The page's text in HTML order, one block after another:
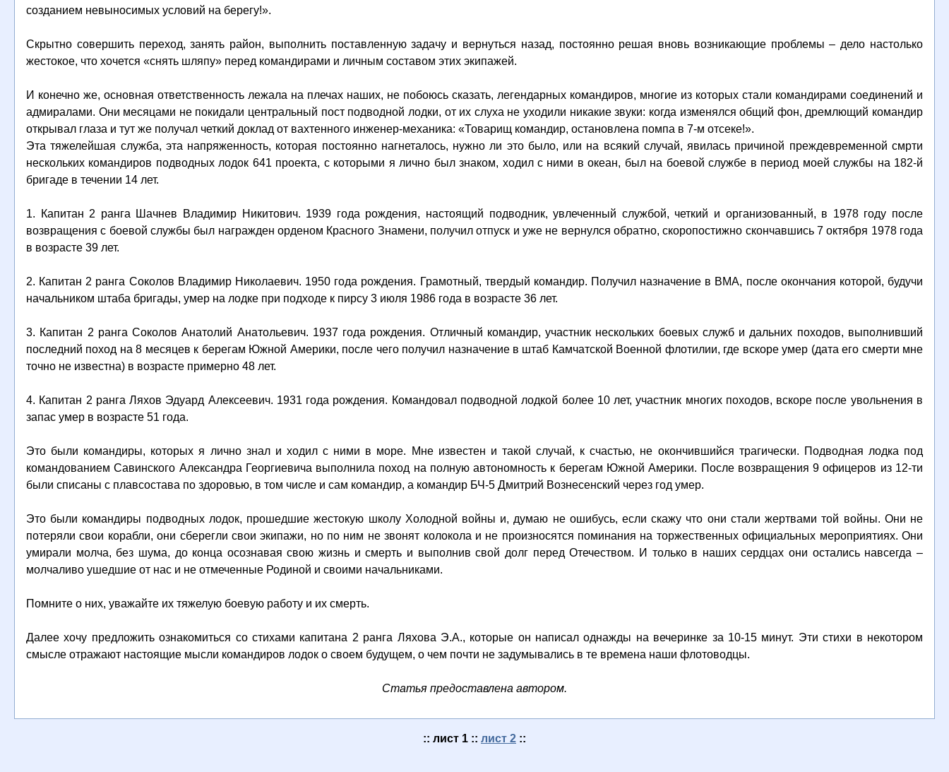
созданием невыносимых условий на берегу!».
Скрытно совершить переход, занять район, выполнить поставленную задачу и вернуться назад, постоянно решая вновь возникающие проблемы – дело настолько
жестокое, что хочется «снять шляпу» перед командирами и личным составом этих экипажей.
И конечно же, основная ответственность лежала на плечах наших, не побоюсь сказать, легендарных командиров, многие из которых стали командирами соединений и
адмиралами. Они месяцами не покидали центральный пост подводной лодки, от их слуха не уходили никакие звуки: когда изменялся общий фон, дремлющий командир
открывал глаза и тут же получал четкий доклад от вахтенного инженер-механика: «Товарищ командир, остановлена помпа в 7-м отсеке!».
Эта тяжелейшая служба, эта напряженность, которая постоянно нагнеталось, нужно ли это было, или на всякий случай, явилась причиной преждевременной смрти
нескольких командиров подводных лодок 641 проекта, с которыми я лично был знаком, ходил с ними в океан, был на боевой службе в период моей службы на 182-й
бригаде в течении 14 лет.
1. Капитан 2 ранга Шачнев Владимир Никитович. 1939 года рождения, настоящий подводник, увлеченный службой, четкий и организованный, в 1978 году после
возвращения с боевой службы был награжден орденом Красного Знамени, получил отпуск и уже не вернулся обратно, скоропостижно скончавшись 7 октября 1978 года
в возрасте 39 лет.
2. Капитан 2 ранга Соколов Владимир Николаевич. 1950 года рождения. Грамотный, твердый командир. Получил назначение в ВМА, после окончания которой, будучи
начальником штаба бригады, умер на лодке при подходе к пирсу 3 июля 1986 года в возрасте 36 лет.
3. Капитан 2 ранга Соколов Анатолий Анатольевич. 1937 года рождения. Отличный командир, участник нескольких боевых служб и дальних походов, выполнивший
последний поход на 8 месяцев к берегам Южной Америки, после чего получил назначение в штаб Камчатской Военной флотилии, где вскоре умер (дата его смерти мне
точно не известна) в возрасте примерно 48 лет.
4. Капитан 2 ранга Ляхов Эдуард Алексеевич. 1931 года рождения. Командовал подводной лодкой более 10 лет, участник многих походов, вскоре после увольнения в
запас умер в возрасте 51 года.
Это были командиры, которых я лично знал и ходил с ними в море. Мне известен и такой случай, к счастью, не окончившийся трагически. Подводная лодка под
командованием Савинского Александра Георгиевича выполнила поход на полную автономность к берегам Южной Америки. После возвращения 9 офицеров из 12-ти
были списаны с плавсостава по здоровью, в том числе и сам командир, а командир БЧ-5 Дмитрий Вознесенский через год умер.
Это были командиры подводных лодок, прошедшие жестокую школу Холодной войны и, думаю не ошибусь, если скажу что они стали жертвами той войны. Они не
потеряли свои корабли, они сберегли свои экипажи, но по ним не звонят колокола и не произносятся поминания на торжественных официальных мероприятиях. Они
умирали молча, без шума, до конца осознавая свою жизнь и смерть и выполнив свой долг перед Отечеством. И только в наших сердцах они остались навсегда –
молчаливо ушедшие от нас и не отмеченные Родиной и своими начальниками.
Помните о них, уважайте их тяжелую боевую работу и их смерть.
Далее хочу предложить ознакомиться со стихами капитана 2 ранга Ляхова Э.А., которые он написал однажды на вечеринке за 10-15 минут. Эти стихи в некотором
смысле отражают настоящие мысли командиров лодок о своем будущем, о чем почти не задумывались в те времена наши флотоводцы.
Статья предоставлена автором.
:: лист 1 :: лист 2 ::